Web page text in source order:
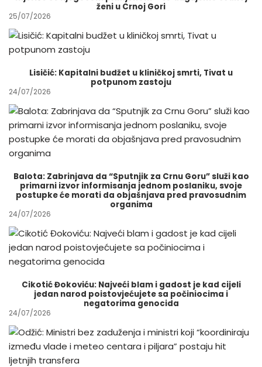
ženi u Crnoj Gori
25/07/2026
Lisičić: Kapitalni budžet u kliničkoj smrti, Tivat u
potpunom zastoju
24/07/2026
Balota: Zabrinjava da “Sputnjik za Crnu Goru” služi kao
primarni izvor informisanja jednom poslaniku, svoje
postupke će morati da objašnjava pred pravosudnim
organima
24/07/2026
Cikotić Đokoviću: Najveći blam i gadost je kad cijeli
jedan narod poistovjećujete sa počiniocima i
negatorima genocida
24/07/2026